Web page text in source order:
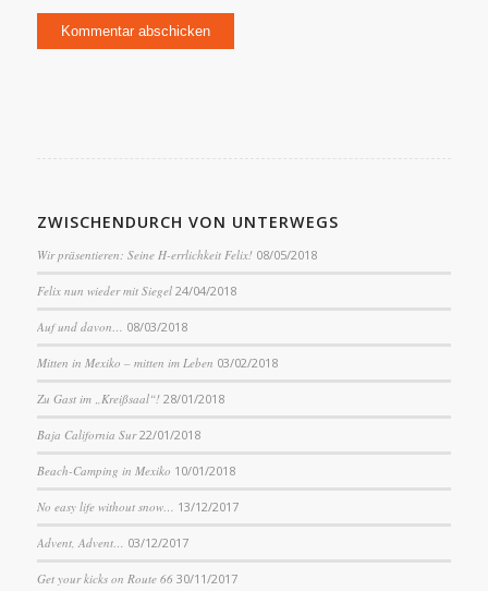
ZWISCHENDURCH VON UNTERWEGS
Wir präsentieren: Seine H-errlichkeit Felix! 08/05/2018
Felix nun wieder mit Siegel 24/04/2018
Auf und davon… 08/03/2018
Mitten in Mexiko – mitten im Leben 03/02/2018
Zu Gast im „Kreißsaal“! 28/01/2018
Baja California Sur 22/01/2018
Beach-Camping in Mexiko 10/01/2018
No easy life without snow… 13/12/2017
Advent, Advent… 03/12/2017
Get your kicks on Route 66 30/11/2017